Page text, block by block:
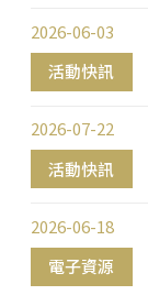
活動快訊
2026-06-03
活動快訊
2026-07-22
電子資源
2026-06-18